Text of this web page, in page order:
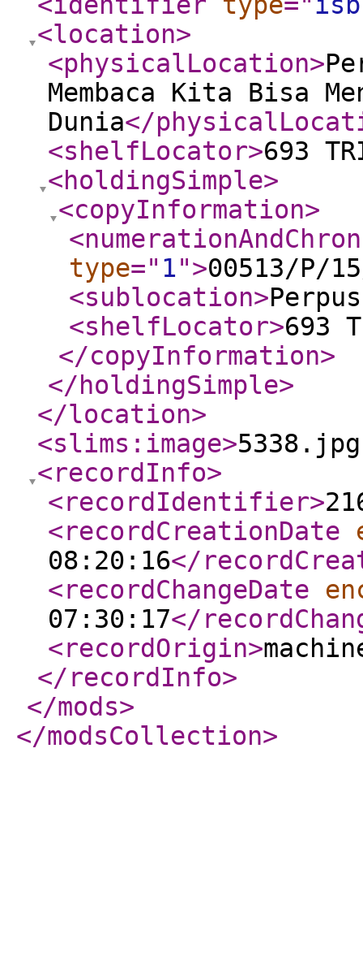
<location>
<physicalLocation>
Membaca Kita Bisa
Dunia</
<shelfLocator>693
<holdingSimple>
<copyInformation>
type=" 1">00513/P/
<sublocation>
<shelfLocator>693
</copyInformation>
</holdingSimple>
</location>
<slims:image>
<recordInfo>
<recordIdentifier>
<recordCreationDate
08:20:16</
<recordChangeDate
07:30:17</
<recordOrigin>
</recordInfo>
</mods>
</modsCollection>